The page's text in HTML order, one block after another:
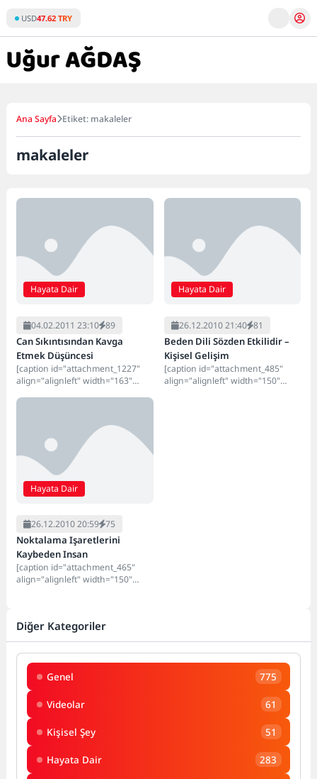
content
USD47.62 TRY
Ana Sayfa Etiket: makaleler
makaleler
Hayata Dair
04.02.2011 23:10 89
Can Sıkıntısından Kavga
Etmek Düşüncesi
[caption id="attachment_1227"
align="alignleft" width="163"
Sokağın ortasında balgam atan
sinirlenirsiniz: anlıktır ama...
Hayata Dair
26.12.2010 21:40 81
Beden Dili Sözden Etkilidir –
Kişisel Gelişim
[caption id="attachment_485"
align="alignleft" width="150"
Hayata Dair
26.12.2010 20:59 75
Noktalama Işaretlerini
Kaybeden Insan
[caption id="attachment_465"
align="alignleft" width="150"
Hakkında Harika Bir...
Diğer Kategoriler
Genel 775
Videolar 61
Kişisel Şey 51
Hayata Dair 283